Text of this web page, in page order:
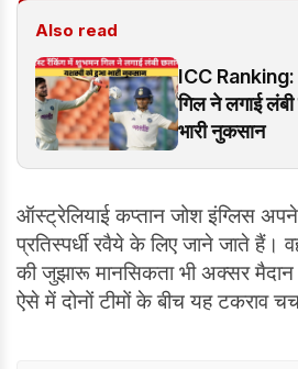
Also read
ICC Ranking:
गिल ने लगाई
भारी नुकसान
ऑस्ट्रेलियाई कप्तान जोश इंग्लिस
प्रतिस्पर्धी रवैये के लिए जाने जाते हैं।
की जुझारू मानसिकता भी अक्सर
ऐसे में दोनों टीमों के बीच यह टकराव